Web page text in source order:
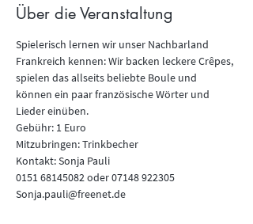
Über die Veranstaltung
Spielerisch lernen wir unser Nachbarland
Frankreich kennen: Wir backen leckere Crêpes,
spielen das allseits beliebte Boule und
können ein paar französische Wörter und
Lieder einüben.
Gebühr: 1 Euro
Mitzubringen: Trinkbecher
Kontakt: Sonja Pauli
0151 68145082 oder 07148 922305
Sonja.pauli@freenet.de